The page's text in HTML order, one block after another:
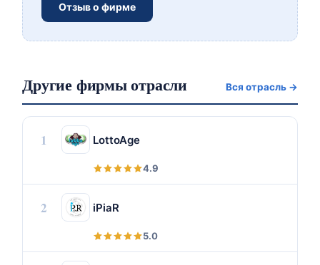
Отзыв о фирме
Другие фирмы отрасли Вся отрасль →
1 LottoAge
4.9
2 iPiaR
5.0